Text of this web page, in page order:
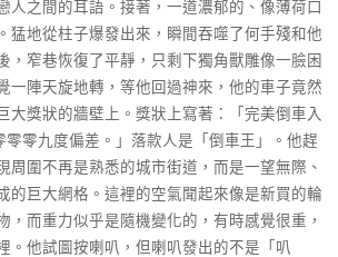
人之間的耳語。接著，一道濃郁的、像薄荷口
猛地從柱子爆發出來，瞬間吞噬了何手殘和他
，窄巷恢復了平靜，只剩下獨角獸雕像一臉困
一陣天旋地轉，等他回過神來，他的車子竟然
大獎狀的牆壁上。獎狀上寫著：「完美倒車入
零九度偏差。」落款人是「倒車王」。他趕
周圍不再是熟悉的城市街道，而是一望無際、
的巨大網格。這裡的空氣聞起來像是新買的輪
，而重力似乎是隨機變化的，有時感覺很重，
。他試圖按喇叭，但喇叭發出的不是「叭